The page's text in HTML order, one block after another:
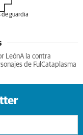
de guardia
LeónA la contra
de Ful Cataplasma